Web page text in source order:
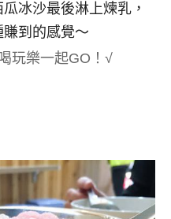
冰沙最後淋上煉乳，
到的感覺～
玩樂一起GO！√